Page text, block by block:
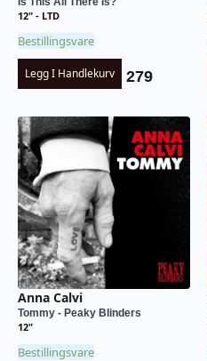
12" - LTD
Bestillingsvare
Legg I Handlekurv 279
Anna Calvi
Tommy - Peaky Blinders
12"
Bestillingsvare